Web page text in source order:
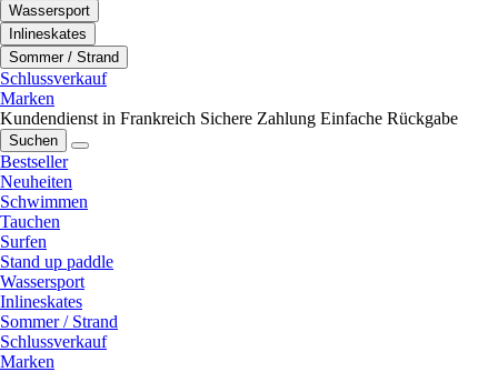
Wassersport
Inlineskates
Sommer / Strand
Schlussverkauf
Marken
Kundendienst in Frankreich Sichere Zahlung Einfache Rückgabe
Suchen
Bestseller
Neuheiten
Schwimmen
Tauchen
Surfen
Stand up paddle
Wassersport
Inlineskates
Sommer / Strand
Schlussverkauf
Marken